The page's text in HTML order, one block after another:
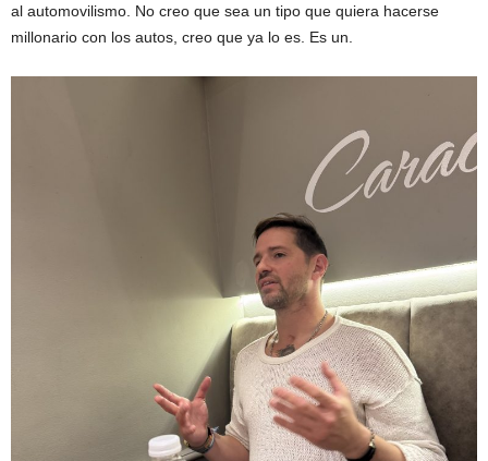
al automovilismo. No creo que sea un tipo que quiera hacerse
millonario con los autos, creo que ya lo es. Es un.